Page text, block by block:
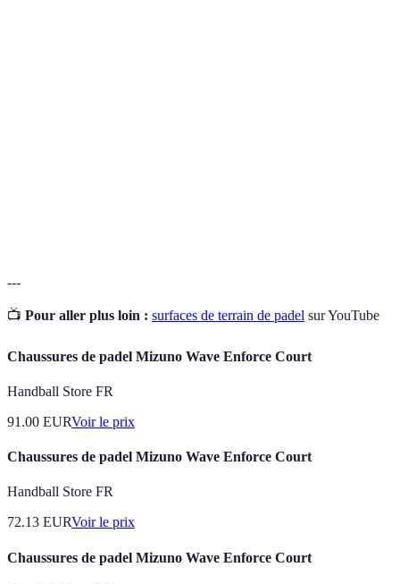
---
📺 Pour aller plus loin : surfaces de terrain de padel sur YouTube
Chaussures de padel Mizuno Wave Enforce Court
Handball Store FR
91.00 EURVoir le prix
Chaussures de padel Mizuno Wave Enforce Court
Handball Store FR
72.13 EURVoir le prix
Chaussures de padel Mizuno Wave Enforce Court